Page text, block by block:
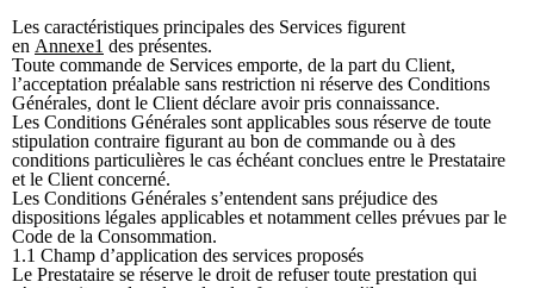
Les caractéristiques principales des Services figurent
en Annexe1 des présentes.
Toute commande de Services emporte, de la part du Client,
l’acceptation préalable sans restriction ni réserve des Conditions
Générales, dont le Client déclare avoir pris connaissance.
Les Conditions Générales sont applicables sous réserve de toute
stipulation contraire figurant au bon de commande ou à des
conditions particulières le cas échéant conclues entre le Prestataire
et le Client concerné.
Les Conditions Générales s’entendent sans préjudice des
dispositions légales applicables et notamment celles prévues par le
Code de la Consommation.
1.1 Champ d’application des services proposés
Le Prestataire se réserve le droit de refuser toute prestation qui